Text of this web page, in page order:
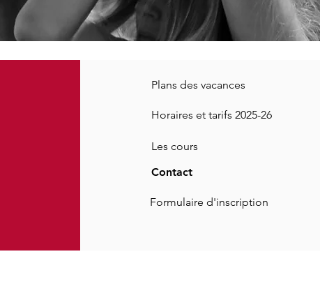
Plans des vacances
Horaires et tarifs 2025-26
Les cours
Contact
Formulaire d'inscription